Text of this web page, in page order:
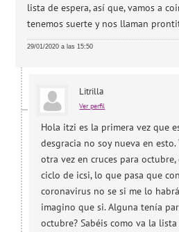
lista de espera, así que, vamos a
tenemos suerte y nos llaman
29/01/2020 a las 15:50
Litrilla
Ver perfil
Hola itzi es la primera vez que
desgracia no soy nueva en
otra vez en cruces para
ciclo de icsi, lo que pasa que
coronavirus no se si me lo
imagino que si. Alguna tenía
octubre? Sabéis como va la